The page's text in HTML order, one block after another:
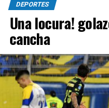
“Lamentamos con
de Jorge Messi, padre de
“En su Memoria, la
dispuesto, previo a su
de silencio en todos los
las Categorías del Fútbol
brazalete negro por
y cuerpos técnicos”.
DEPORTES
Una locura!
cancha